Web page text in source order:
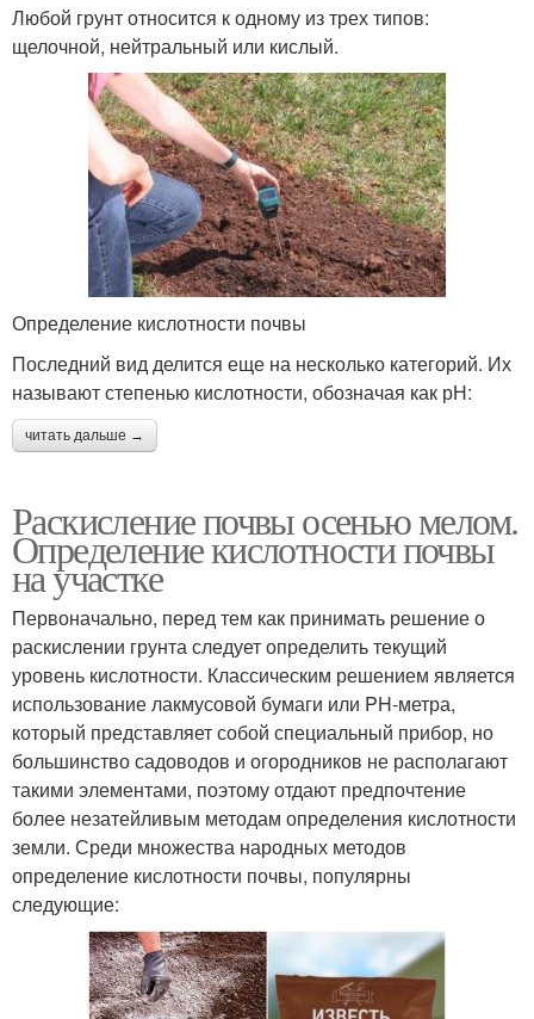
Любой грунт относится к одному из трех типов:
щелочной, нейтральный или кислый.
Определение кислотности почвы
Последний вид делится еще на несколько категорий. Их
называют степенью кислотности, обозначая как рН:
читать дальше →
Раскисление почвы осенью мелом.
Определение кислотности почвы
на участке
Первоначально, перед тем как принимать решение о
раскислении грунта следует определить текущий
уровень кислотности. Классическим решением является
использование лакмусовой бумаги или PH-метра,
который представляет собой специальный прибор, но
большинство садоводов и огородников не располагают
такими элементами, поэтому отдают предпочтение
более незатейливым методам определения кислотности
земли. Среди множества народных методов
определение кислотности почвы, популярны
следующие: